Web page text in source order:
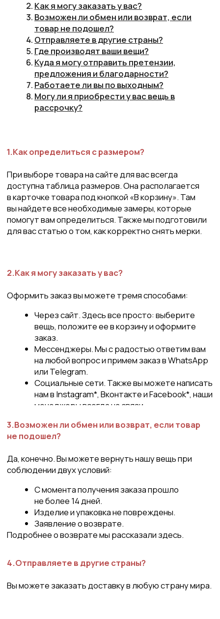
Могу ли я приобрести у вас вещь в
рассрочку?
1.Как определиться с размером?
При выборе товара на сайте для вас всегда
доступна таблица размеров. Она располагается
в карточке товара под кнопкой «В корзину». Там
вы найдете все необходимые замеры, которые
помогут вам определиться. Также мы подготовили
для вас статью о том, как корректно снять мерки.
Оформить заказ вы можете тремя способами:
вещь, положите ее в корзину и оформите
заказ.
Мессенджеры. Мы с радостью ответим вам
на любой вопрос и примем заказ в WhatsApp
или Telegram.
Социальные сети. Также вы можете написать
нам в Instagram*, Вконтакте и Facebook*, наши
менеджеры всегда на связи.
соблюдении двух условий:
не более 14 дней.
Изделие и упаковка не повреждены.
Заявление о возврате.
Подробнее о возврате мы рассказали здесь.
4.Отправляете в другие страны?
Вы можете заказать доставку в любую страну мира.
5.Где производят ваши вещи?
Сегодня у нас два производства: в г. Уфа в России и в
6.Куда я могу отправить претензии,
Мы рады любой обратной связи. Для того, чтобы нам
написать, вы можете обратиться в наши социальные
saharawear@yandex.ru.
7.Работаете ли вы по выходным?
Да, мы принимаем заказы в любой день с 8:00
до 23:00.
8.Могу ли я приобрести у вас вещь в рассрочку?
возможность купить любое наше изделие